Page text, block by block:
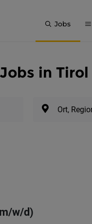
Jobs
in Tirol
Ort,
w/d)